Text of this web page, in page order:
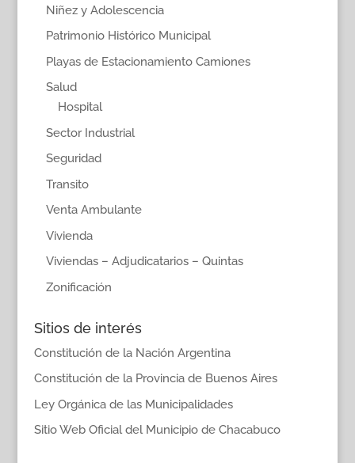
Niñez y Adolescencia
Patrimonio Histórico Municipal
Playas de Estacionamiento Camiones
Salud
Hospital
Sector Industrial
Seguridad
Transito
Venta Ambulante
Vivienda
Viviendas – Adjudicatarios – Quintas
Zonificación
Sitios de interés
Constitución de la Nación Argentina
Constitución de la Provincia de Buenos Aires
Ley Orgánica de las Municipalidades
Sitio Web Oficial del Municipio de Chacabuco